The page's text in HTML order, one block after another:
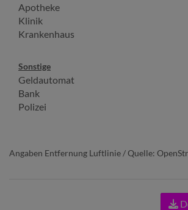
Apotheke
Klinik
Krankenhaus
Sonstige
Geldautomat
Bank
Polizei
Angaben Entfernung Luftlinie / Quelle: